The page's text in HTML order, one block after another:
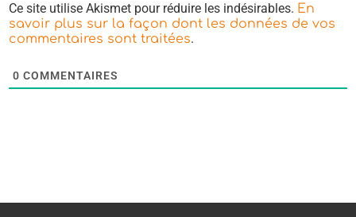
Ce site utilise Akismet pour réduire les indésirables. En
savoir plus sur la façon dont les données de vos
commentaires sont traitées.
0 COMMENTAIRES